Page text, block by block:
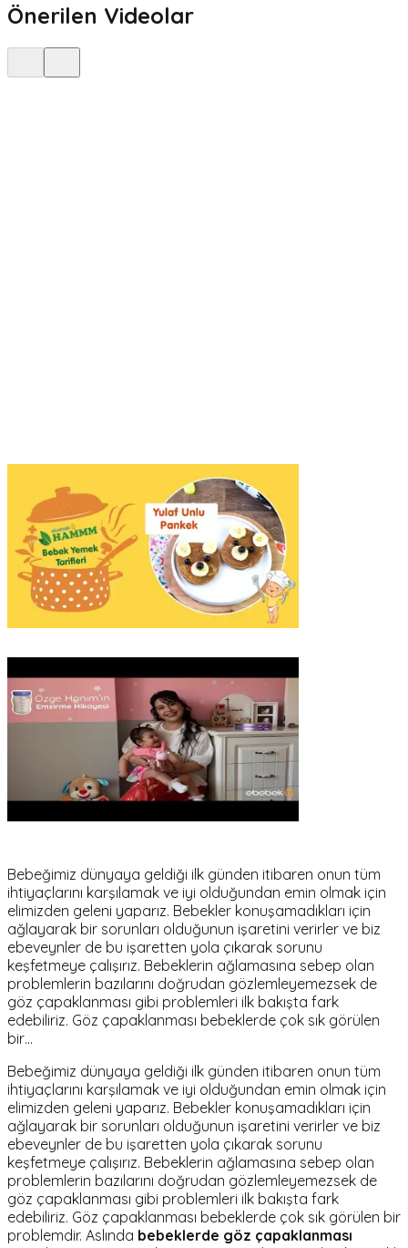
Önerilen Videolar
Bebeğimiz dünyaya geldiği ilk günden itibaren onun tüm
ihtiyaçlarını karşılamak ve iyi olduğundan emin olmak için
elimizden geleni yaparız. Bebekler konuşamadıkları için
ağlayarak bir sorunları olduğunun işaretini verirler ve biz
ebeveynler de bu işaretten yola çıkarak sorunu
keşfetmeye çalışırız. Bebeklerin ağlamasına sebep olan
problemlerin bazılarını doğrudan gözlemleyemezsek de
göz çapaklanması gibi problemleri ilk bakışta fark
edebiliriz. Göz çapaklanması bebeklerde çok sık görülen
bir…
Bebeğimiz dünyaya geldiği ilk günden itibaren onun tüm
ihtiyaçlarını karşılamak ve iyi olduğundan emin olmak için
elimizden geleni yaparız. Bebekler konuşamadıkları için
ağlayarak bir sorunları olduğunun işaretini verirler ve biz
ebeveynler de bu işaretten yola çıkarak sorunu
keşfetmeye çalışırız. Bebeklerin ağlamasına sebep olan
problemlerin bazılarını doğrudan gözlemleyemezsek de
göz çapaklanması gibi problemleri ilk bakışta fark
edebiliriz. Göz çapaklanması bebeklerde çok sık görülen bir
problemdir. Aslında bebeklerde göz çapaklanması